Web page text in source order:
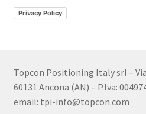
Privacy Policy
Topcon Positioning Italy srl –
60131 Ancona (AN) – P.Iva:
email: tpi-info@topcon.com